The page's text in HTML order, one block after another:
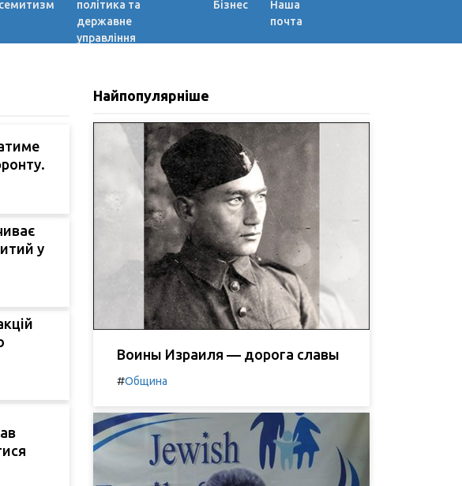
політика та
державне
управління
Бізнес
Наша
почта
у
Найпопулярніше
Воины Израиля — дорога славы
#Община